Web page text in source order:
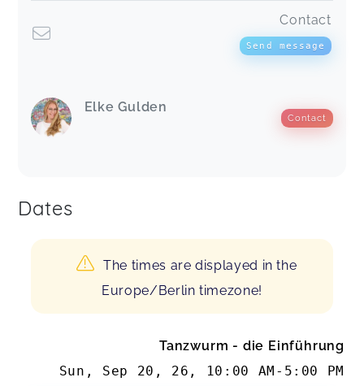
Contact
Send message
Elke Gulden
Contact
Dates
The times are displayed in the
Europe/Berlin timezone!
Tanzwurm - die Einführung
Sun, Sep 20, 26 , 10:00 AM - 5:00 PM